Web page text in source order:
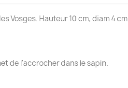
Vosges. Hauteur 10 cm, diam 4 cm
de l'accrocher dans le sapin.